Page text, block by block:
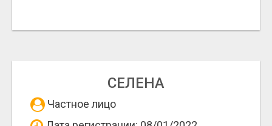
СЕЛЕНА
Частное лицо